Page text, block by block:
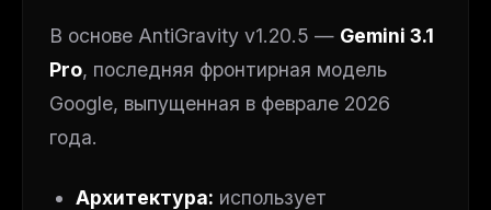
В основе AntiGravity v1.20.5 — Gemini 3.1
Pro, последняя фронтирная модель
Google, выпущенная в феврале 2026
года.
Архитектура: использует